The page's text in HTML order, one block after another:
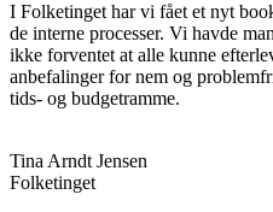
I Folketinget har vi fået et nyt
de interne processer. Vi havde
ikke forventet at alle kunne
anbefalinger for nem og
tids- og budgetramme.
Tina Arndt Jensen
Folketinget